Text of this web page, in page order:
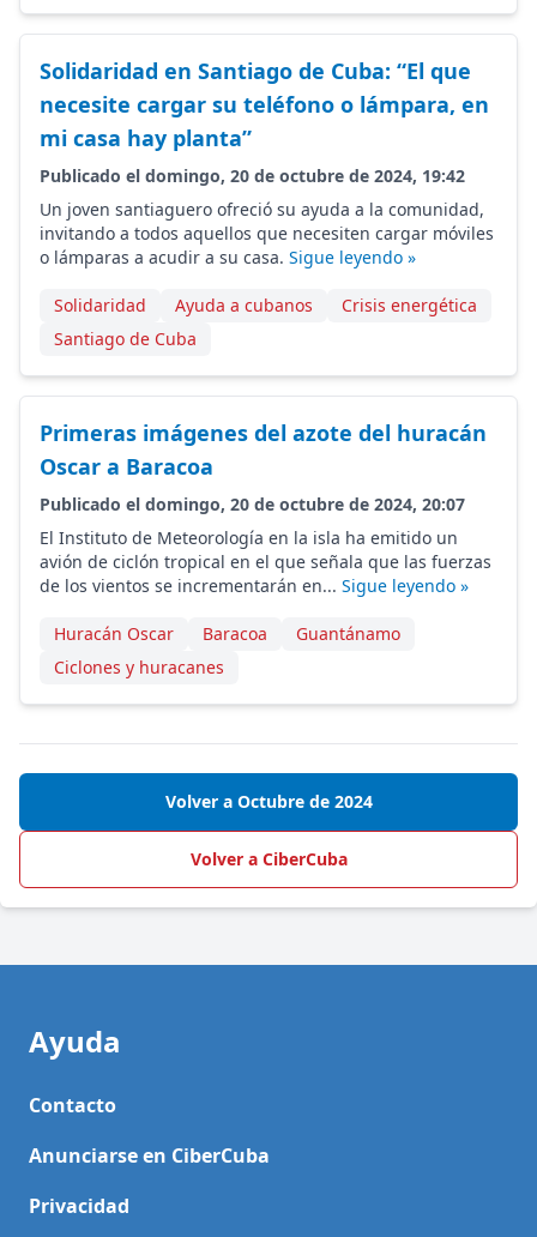
Solidaridad en Santiago de Cuba: “El que
necesite cargar su teléfono o lámpara, en
mi casa hay planta”
Publicado el domingo, 20 de octubre de 2024, 19:42
Un joven santiaguero ofreció su ayuda a la comunidad,
invitando a todos aquellos que necesiten cargar móviles
o lámparas a acudir a su casa. Sigue leyendo »
Solidaridad Ayuda a cubanos
Crisis energética
Santiago de Cuba
Primeras imágenes del azote del huracán
Oscar a Baracoa
Publicado el domingo, 20 de octubre de 2024, 20:07
El Instituto de Meteorología en la isla ha emitido un
avión de ciclón tropical en el que señala que las fuerzas
de los vientos se incrementarán en... Sigue leyendo »
Huracán Oscar Baracoa
Guantánamo
Ciclones y huracanes
Volver a Octubre de 2024
Volver a CiberCuba
Ayuda
Contacto
Anunciarse en CiberCuba
Privacidad